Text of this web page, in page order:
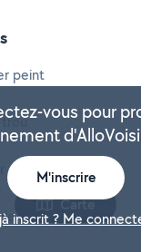
peint
trou
à rideaux
Carte
vous pour
M'inscrire
inscrit ? Me